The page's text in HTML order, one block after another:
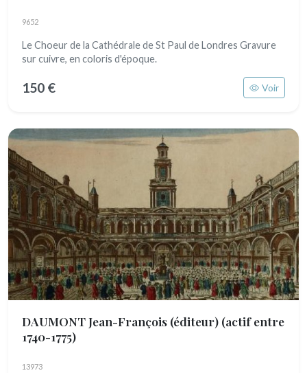
9652
Le Choeur de la Cathédrale de St Paul de Londres Gravure
sur cuivre, en coloris d'époque.
150 € Voir
DAUMONT Jean-François (éditeur) (actif entre
1740-1775)
13973